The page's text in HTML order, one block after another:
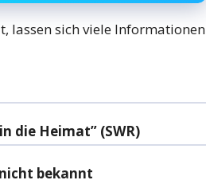
lassen sich viele Informationen
die Heimat” (SWR)
bekannt